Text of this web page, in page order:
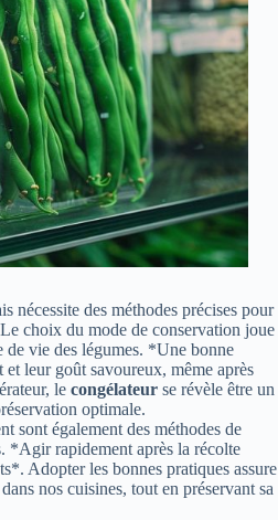
nécessite des méthodes précises pour
choix du mode de conservation joue
de vie des légumes. *Une bonne
leur goût savoureux, même après
le congélateur se révèle être un
optimale.
sont également des méthodes de
*Agir rapidement après la récolte
Adopter les bonnes pratiques assure
nos cuisines, tout en préservant sa